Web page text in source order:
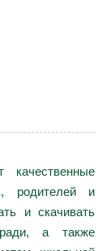
качественные
родителей и
и скачивать
а также